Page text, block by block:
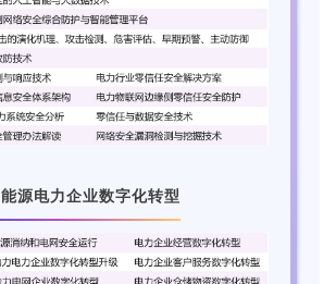
能源电力企业数字化转型